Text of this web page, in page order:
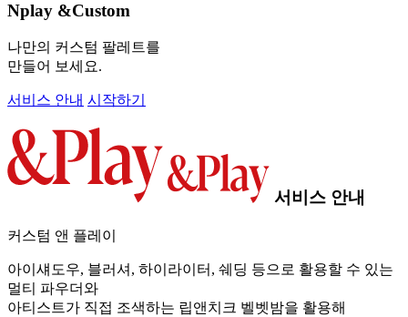
Nplay &Custom
나만의 커스텀 팔레트를
만들어 보세요.
서비스 안내 시작하기
서비스 안내
커스텀 앤 플레이
아이섀도우, 블러셔, 하이라이터, 쉐딩 등으로 활용할 수 있는
멀티 파우더와
아티스트가 직접 조색하는 립앤치크 벨벳밤을 활용해